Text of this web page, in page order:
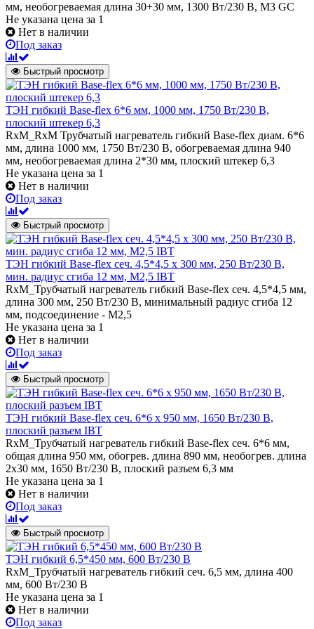
мм, необогреваемая длина 30+30 мм, 1300 Вт/230 В, M3 GC
Не указана цена за 1
Нет в наличии
Под заказ
Быстрый просмотр
ТЭН гибкий Base-flex 6*6 мм, 1000 мм, 1750 Вт/230 В,
плоский штекер 6,3
RxM_RxM Трубчатый нагреватель гибкий Base-flex диам. 6*6
мм, длина 1000 мм, 1750 Вт/230 В, обогреваемая длина 940
мм, необогреваемая длина 2*30 мм, плоский штекер 6,3
Не указана цена за 1
Нет в наличии
Под заказ
Быстрый просмотр
ТЭН гибкий Base-flex сеч. 4,5*4,5 х 300 мм, 250 Вт/230 В,
мин. радиус сгиба 12 мм, М2,5 IBT
RxM_Трубчатый нагреватель гибкий Base-flex сеч. 4,5*4,5 мм,
длина 300 мм, 250 Вт/230 В, минимальный радиус сгиба 12
мм, подсоединение - М2,5
Не указана цена за 1
Нет в наличии
Под заказ
Быстрый просмотр
ТЭН гибкий Base-flex сеч. 6*6 х 950 мм, 1650 Вт/230 В,
плоский разъем IBT
RxM_Трубчатый нагреватель гибкий Base-flex сеч. 6*6 мм,
общая длина 950 мм, обогрев. длина 890 мм, необогрев. длина
2х30 мм, 1650 Вт/230 В, плоский разъем 6,3 мм
Не указана цена за 1
Нет в наличии
Под заказ
Быстрый просмотр
ТЭН гибкий 6,5*450 мм, 600 Вт/230 В
RxM_Трубчатый нагреватель гибкий сеч. 6,5 мм, длина 400
мм, 600 Вт/230 В
Не указана цена за 1
Нет в наличии
Под заказ